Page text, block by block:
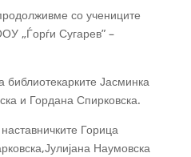
со учениците
„Ѓорѓи Сугарев” –
библиотекарките Јасминка
и Гордана Спирковска.
Горица
Наумовска